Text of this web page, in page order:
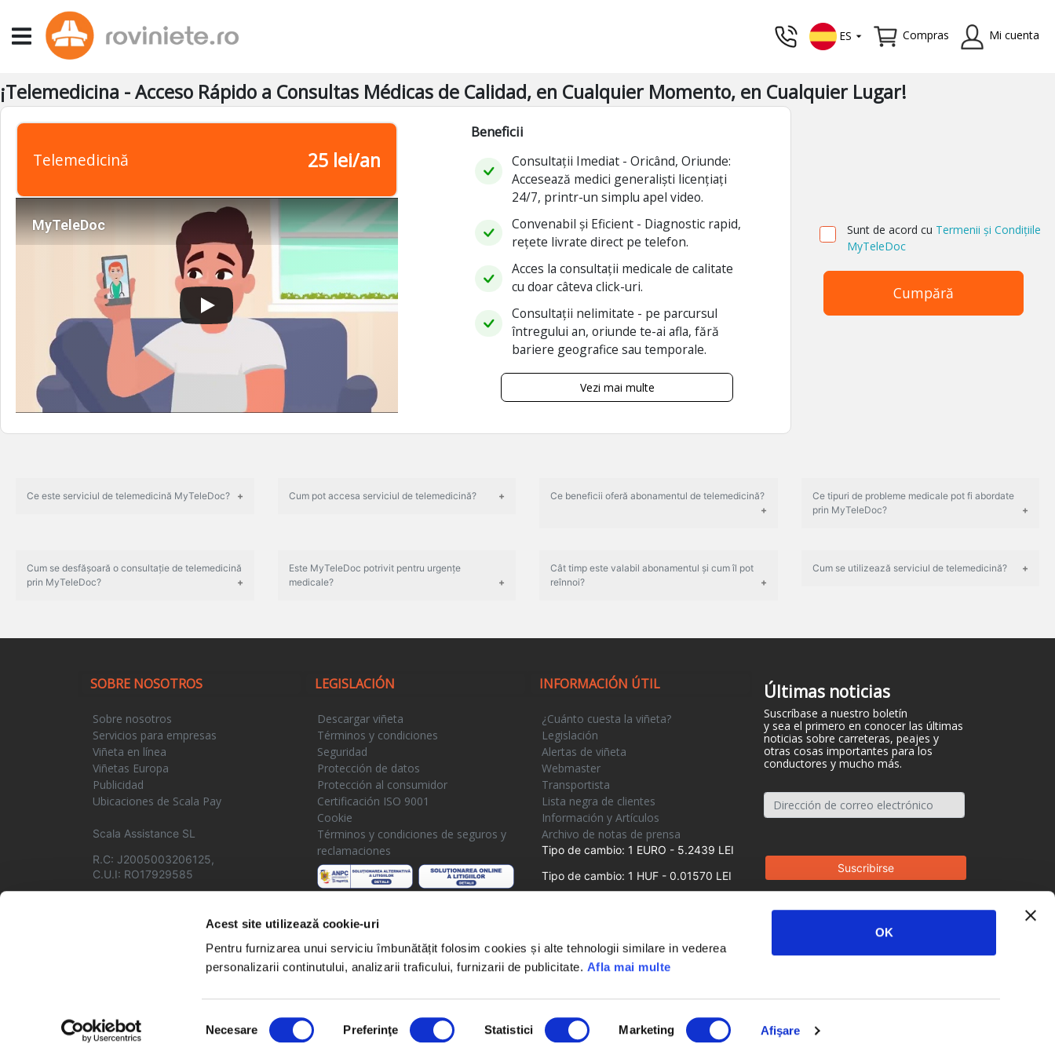
Acest site utilizează cookie-uri
Pentru furnizarea unui serviciu îmbunătățit folosim cookies și alte tehnologii similare in vederea
personalizarii continutului, analizarii traficului, furnizarii de publicitate. Afla mai multe
consimțământului
Necesare Preferinţe Statistici Marketing Afişare
OK
ES Compras Mi cuenta
¡Telemedicina - Acceso Rápido a Consultas Médicas de Calidad, en Cualquier Momento, en Cualquier Lugar!
Telemedicină 25 lei/an
MyTeleDoc
Beneficii
Consultații Imediat - Oricând, Oriunde:
Accesează medici generaliști licențiați
24/7, printr-un simplu apel video.
Convenabil și Eficient - Diagnostic rapid,
rețete livrate direct pe telefon.
Acces la consultații medicale de calitate
cu doar câteva click-uri.
Consultații nelimitate - pe parcursul
întregului an, oriunde te-ai afla, fără
bariere geografice sau temporale.
Vezi mai multe
Sunt de acord cu Termenii și Condițiile
MyTeleDoc
Cumpără
Ce este serviciul de telemedicină MyTeleDoc? Cum pot accesa serviciul de telemedicină? Ce beneficii oferă abonamentul de telemedicină?
Ce tipuri de probleme medicale pot fi abordate
prin MyTeleDoc?
Cum se desfășoară o consultație de telemedicină
prin MyTeleDoc?
Este MyTeleDoc potrivit pentru urgențe
medicale?
Cât timp este valabil abonamentul și cum îl pot
reînnoi?
Cum se utilizează serviciul de telemedicină?
SOBRE NOSOTROS
Sobre nosotros
Servicios para empresas
Viñeta en línea
Viñetas Europa
Publicidad
Ubicaciones de Scala Pay
Scala Assistance SL
R.C: J2005003206125,
C.U.I: RO17929585
LEGISLACIÓN
Descargar viñeta
Términos y condiciones
Seguridad
Protección de datos
Protección al consumidor
Certificación ISO 9001
Cookie
Términos y condiciones de seguros y
reclamaciones
INFORMACIÓN ÚTIL
¿Cuánto cuesta la viñeta?
Legislación
Alertas de viñeta
Webmaster
Transportista
Lista negra de clientes
Información y Artículos
Archivo de notas de prensa
Tipo de cambio: 1 EURO - 5.2439 LEI
Tipo de cambio: 1 HUF - 0.01570 LEI
Últimas noticias
Suscríbase a nuestro boletín
y sea el primero en conocer las últimas
noticias sobre carreteras, peajes y
otras cosas importantes para los
conductores y mucho más.
© Copyright 2026 Scala Assistance. Todos los derechos reservados. Condiciones de uso Política de privacidad Contacto